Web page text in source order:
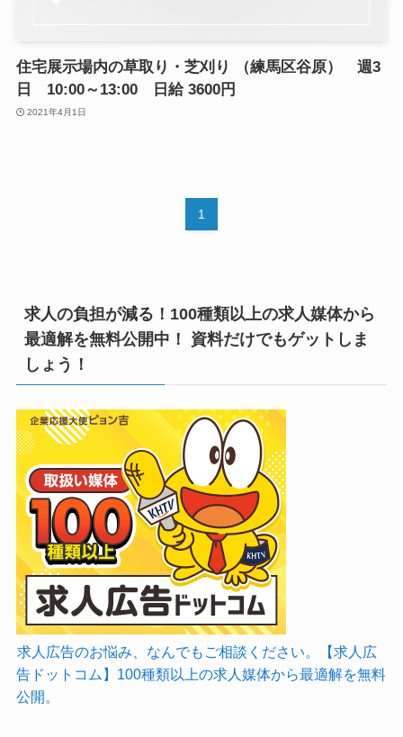
住宅展示場内の草取り・芝刈り （練馬区谷原） 週3
日 10:00～13:00 日給 3600円
2021年4月1日
1
求人の負担が減る！100種類以上の求人媒体から
最適解を無料公開中！ 資料だけでもゲットしま
しょう！
求人広告のお悩み、なんでもご相談ください。【求人広
告ドットコム】100種類以上の求人媒体から最適解を無料
公開。